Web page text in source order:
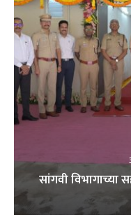
सांगवी विभागाच्या